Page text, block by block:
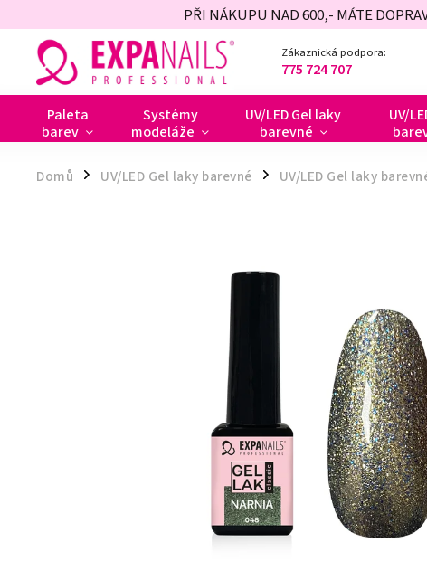
PŘI NÁKUPU NAD 600,- MÁTE
Zákaznická podpora:
775 724 707
Paleta
barev
Systémy
modeláže
UV/LED Gel laky
barevné
UV/
Domů / UV/LED Gel laky barevné / UV/LED Gel laky